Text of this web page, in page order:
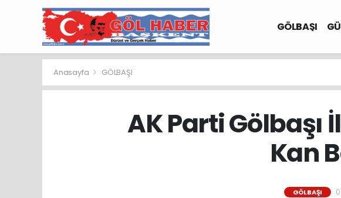
GÖLBAŞI
Anasayfa GÖLBAŞI
AK Parti Gölbaşı
Kan
GÖLBAŞI